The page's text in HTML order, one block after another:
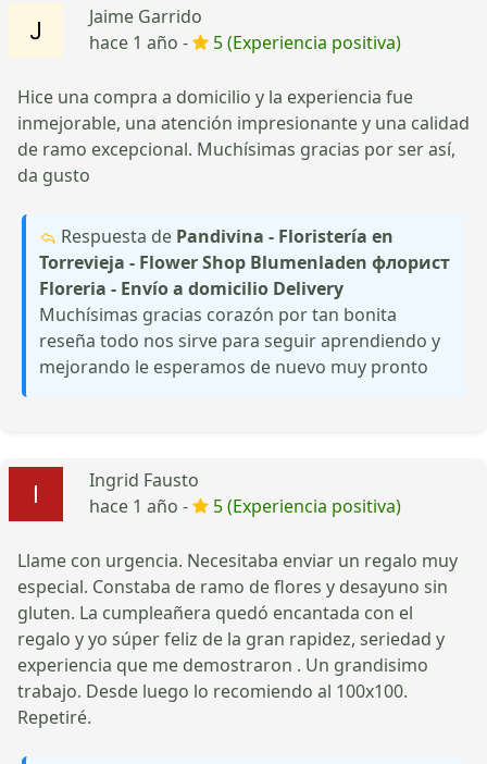
Jaime Garrido
hace 1 año -
5 (Experiencia positiva)
Hice una compra a domicilio y la experiencia fue
inmejorable, una atención impresionante y una calidad
de ramo excepcional. Muchísimas gracias por ser así,
da gusto
Respuesta de Pandivina - Floristería en
Torrevieja - Flower Shop Blumenladen флорист
Floreria - Envío a domicilio Delivery
Muchísimas gracias corazón por tan bonita
reseña todo nos sirve para seguir aprendiendo y
mejorando le esperamos de nuevo muy pronto
Ingrid Fausto
hace 1 año -
5 (Experiencia positiva)
Llame con urgencia. Necesitaba enviar un regalo muy
especial. Constaba de ramo de flores y desayuno sin
gluten. La cumpleañera quedó encantada con el
regalo y yo súper feliz de la gran rapidez, seriedad y
experiencia que me demostraron . Un grandisimo
trabajo. Desde luego lo recomiendo al 100x100.
Repetiré.